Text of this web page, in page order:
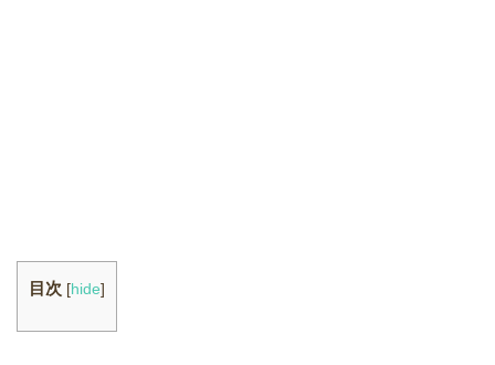
目次 [hide]